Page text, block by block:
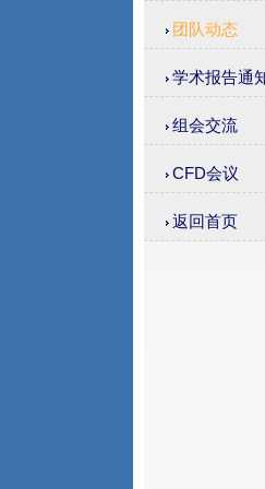
团队动态
学术报告通
组会交流
CFD会议
返回首页